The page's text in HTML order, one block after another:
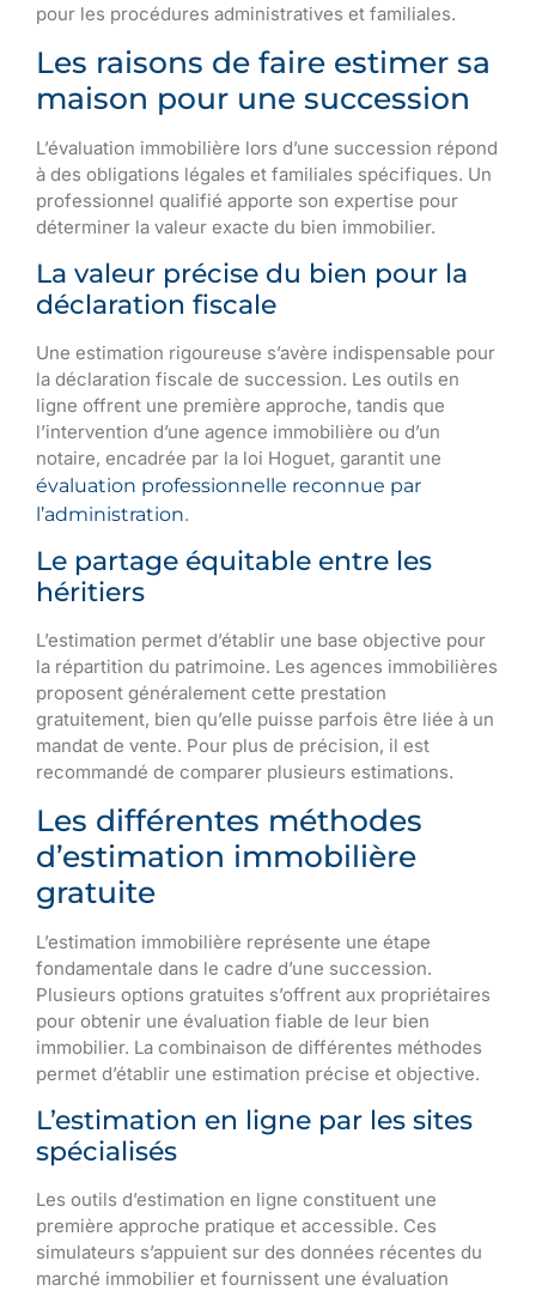
pour les procédures administratives et familiales.
Les raisons de faire estimer sa
maison pour une succession
L’évaluation immobilière lors d’une succession répond
à des obligations légales et familiales spécifiques. Un
professionnel qualifié apporte son expertise pour
déterminer la valeur exacte du bien immobilier.
La valeur précise du bien pour la
déclaration fiscale
Une estimation rigoureuse s’avère indispensable pour
la déclaration fiscale de succession. Les outils en
ligne offrent une première approche, tandis que
l’intervention d’une agence immobilière ou d’un
notaire, encadrée par la loi Hoguet, garantit une
évaluation professionnelle reconnue par
l’administration.
Le partage équitable entre les
héritiers
L’estimation permet d’établir une base objective pour
la répartition du patrimoine. Les agences immobilières
proposent généralement cette prestation
gratuitement, bien qu’elle puisse parfois être liée à un
mandat de vente. Pour plus de précision, il est
recommandé de comparer plusieurs estimations.
Les différentes méthodes
d’estimation immobilière
gratuite
L’estimation immobilière représente une étape
fondamentale dans le cadre d’une succession.
Plusieurs options gratuites s’offrent aux propriétaires
pour obtenir une évaluation fiable de leur bien
immobilier. La combinaison de différentes méthodes
permet d’établir une estimation précise et objective.
L’estimation en ligne par les sites
spécialisés
Les outils d’estimation en ligne constituent une
première approche pratique et accessible. Ces
simulateurs s’appuient sur des données récentes du
marché immobilier et fournissent une évaluation